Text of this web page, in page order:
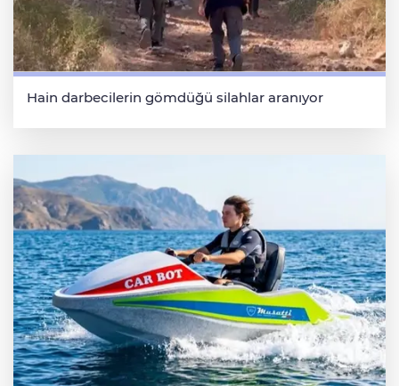
Hain darbecilerin gömdüğü silahlar aranıyor